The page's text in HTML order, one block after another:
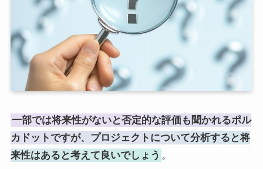
一部では将来性がないと否定的な評価も聞かれるポル
カドットですが、プロジェクトについて分析すると将
来性はあると考えて良いでしょう 。